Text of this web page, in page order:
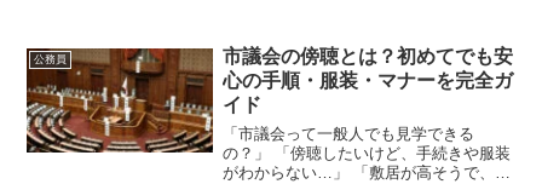
公務員
市議会の傍聴とは？初めてでも安
心の手順・服装・マナーを完全ガ
イド
「市議会って一般人でも見学できる
の？」 「傍聴したいけど、手続きや服装
がわからない…」 「敷居が高そうで、な